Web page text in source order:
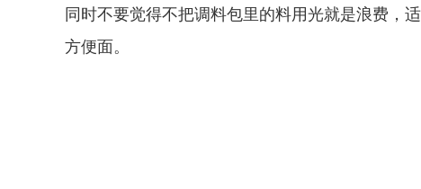
同时不要觉得不把调料包里的料用光就是浪费，
方便面。